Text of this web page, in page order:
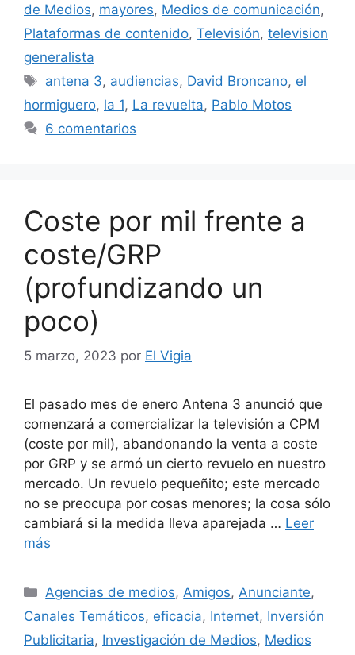
de Medios, mayores, Medios de comunicación,
Plataformas de contenido, Televisión, television
generalista
Etiquetas
antena 3, audiencias, David Broncano, el
hormiguero, la 1, La revuelta, Pablo Motos
6 comentarios
Coste por mil frente a
coste/GRP
(profundizando un
poco)
5 marzo, 2023 por El Vigia
El pasado mes de enero Antena 3 anunció que
comenzará a comercializar la televisión a CPM
(coste por mil), abandonando la venta a coste
por GRP y se armó un cierto revuelo en nuestro
mercado. Un revuelo pequeñito; este mercado
no se preocupa por cosas menores; la cosa sólo
cambiará si la medida lleva aparejada … Leer
más
Categorías
Agencias de medios,Amigos,Anunciante,
Canales Temáticos, eficacia, Internet, Inversión
Publicitaria, Investigación de Medios, Medios